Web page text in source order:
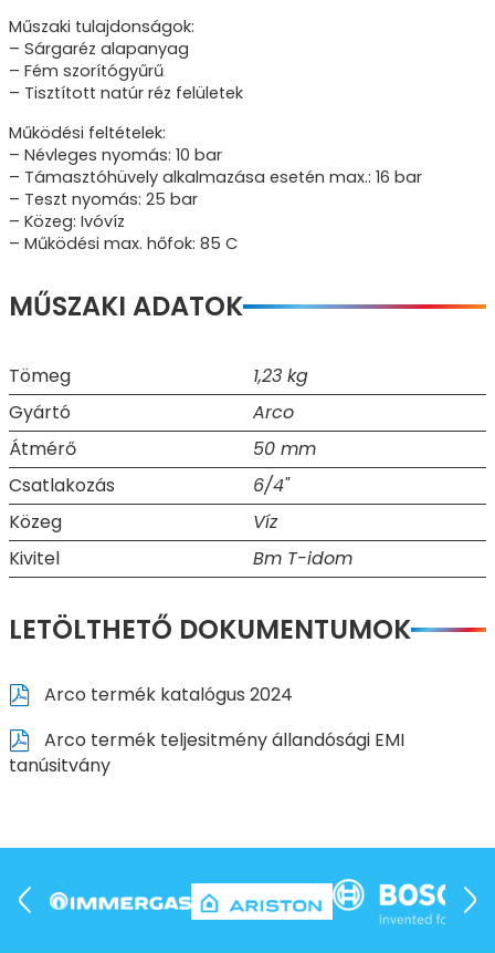
Műszaki tulajdonságok:
– Sárgaréz alapanyag
– Fém szorítógyűrű
– Tisztított natúr réz felületek
Működési feltételek:
– Névleges nyomás: 10 bar
– Támasztóhüvely alkalmazása esetén max.: 16 bar
– Teszt nyomás: 25 bar
– Közeg: Ivóvíz
– Működési max. hőfok: 85 C
MŰSZAKI ADATOK
Tömeg
1,23 kg
Gyártó
Arco
Átmérő
50 mm
Csatlakozás
6/4"
Közeg
Víz
Kivitel
Bm T-idom
LETÖLTHETŐ DOKUMENTUMOK
Arco termék katalógus 2024
Arco termék teljesitmény állandósági EMI
tanúsitvány